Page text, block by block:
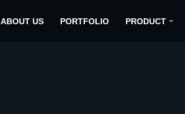
ABOUT US PORTFOLIO PRODUCT